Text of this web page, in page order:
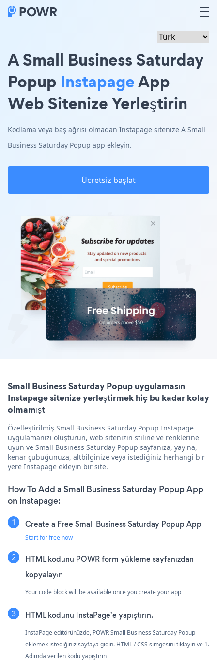
A Small Business Saturday
Popup InstapageApp
Web Sitenize Yerleştirin
Kodlama veya baş ağrısı olmadan Instapage sitenize A Small
Business Saturday Popup app ekleyin.
Ücretsiz başlat
Small Business Saturday Popup uygulamasını
Instapage sitenize yerleştirmek hiç bu kadar kolay
olmamıştı
Özelleştirilmiş Small Business Saturday Popup Instapage
uygulamanızı oluşturun, web sitenizin stiline ve renklerine
uyun ve Small Business Saturday Popup sayfanıza, yayına,
kenar çubuğunuza, altbilginize veya istediğiniz herhangi bir
yere Instapage ekleyin bir site.
How To Add a Small Business Saturday Popup App
on Instapage:
Create a Free Small Business Saturday Popup App
Start for free now
HTML kodunu POWR form yükleme sayfanızdan
kopyalayın
Your code block will be available once you create your app
HTML kodunu InstaPage'e yapıştırın.
InstaPage editörünüzde, POWR Small Business Saturday Popup
eklemek istediğiniz sayfaya gidin. HTML / CSS simgesini tıklayın ve 1.
Adımda verilen kodu yapıştırın